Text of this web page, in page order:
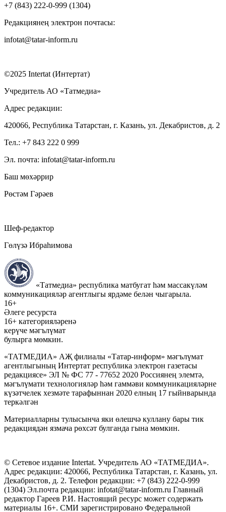
+7 (843) 222-0-999 (1304)
Редакциянең электрон почтасы:
infotat@tatar-inform.ru
©2025 Intertat (Интертат)
Учредитель АО «Татмедиа»
Адрес редакции:
420066, Республика Татарстан, г. Казань, ул. Декабристов, д. 2
Тел.: +7 843 222 0 999
Эл. почта: infotat@tatar-inform.ru
Баш мөхәррир
Рөстәм Гәрәев
Шеф-редактор
Гөлүзә Ибраһимова
«Татмедиа» республика матбугат һәм массакүләм
коммуникацияләр агентлыгы ярдәме белән чыгарыла.
16+
Әлеге ресурста
16+ категорияләренә
керүче мәгълүмат
булырга мөмкин.
«ТАТМЕДИА» АҖ филиалы «Татар-информ» мәгълүмат
агентлыгының Интертат республика электрон газетасы
редакциясе» ЭЛ № ФС 77 - 77652 2020 Россиянең элемтә,
мәгълүмати технологияләр һәм гаммәви коммуникацияләрне
күзәтчелек хезмәте тарафыннан 2020 елның 17 гыйнварында
теркәлгән
Материалларны тулысынча яки өлешчә куллану бары тик
редакциядән язмача рөхсәт булганда гына мөмкин.
© Сетевое издание Intertat. Учредитель АО «ТАТМЕДИА».
Адрес редакции: 420066, Республика Татарстан, г. Казань, ул.
Декабристов, д. 2. Телефон редакции: +7 (843) 222-0-999
(1304) Эл.почта редакции: infotat@tatar-inform.ru Главный
редактор Гареев Р.И. Настоящий ресурс может содержать
материалы 16+. СМИ зарегистрировано Федеральной